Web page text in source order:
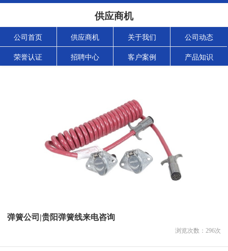
供应商机
公司首页 供应商机 关于我们 公司动态
荣誉认证 招聘中心 客户案例 产品知识
弹簧公司|贵阳弹簧线来电咨询
浏览次数： 296次